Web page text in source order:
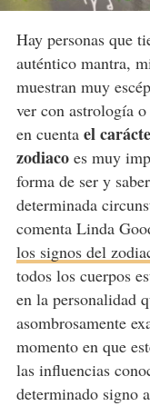
Hay personas que
auténtico mantra,
muestran muy
ver con astrología
en cuenta el
zodiacoes muy
forma de ser y
determinada
comenta Linda
los signos del
todos los cuerpos
en la personalidad
asombrosamente
momento en que
las influencias
determinado signo